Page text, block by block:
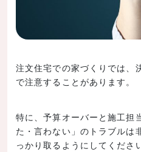
注文住宅での家づくりでは、
で注意することがあります。
特に、予算オーバーと施工担
た・言わない」のトラブルは
っかり取るようにしてくださ